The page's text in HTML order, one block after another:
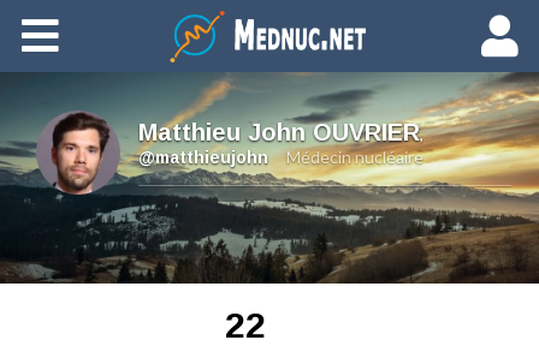
Ajouter du contenu
Matthieu John OUVRIER,
@matthieujohn Médecin nucléaire
22